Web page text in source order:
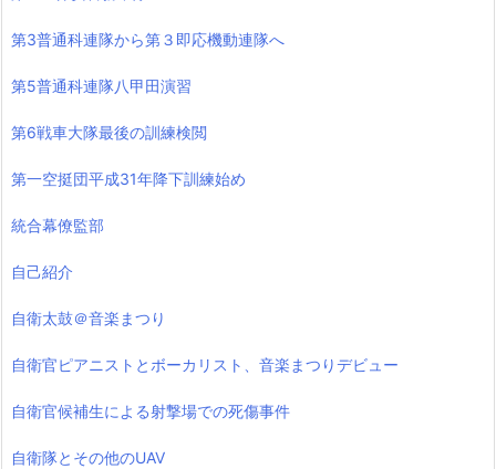
第3普通科連隊から第３即応機動連隊へ
第5普通科連隊八甲田演習
第6戦車大隊最後の訓練検閲
第一空挺団平成31年降下訓練始め
統合幕僚監部
自己紹介
自衛太鼓＠音楽まつり
自衛官ピアニストとボーカリスト、音楽まつりデビュー
自衛官候補生による射撃場での死傷事件
自衛隊とその他のUAV